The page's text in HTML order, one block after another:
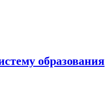
образования